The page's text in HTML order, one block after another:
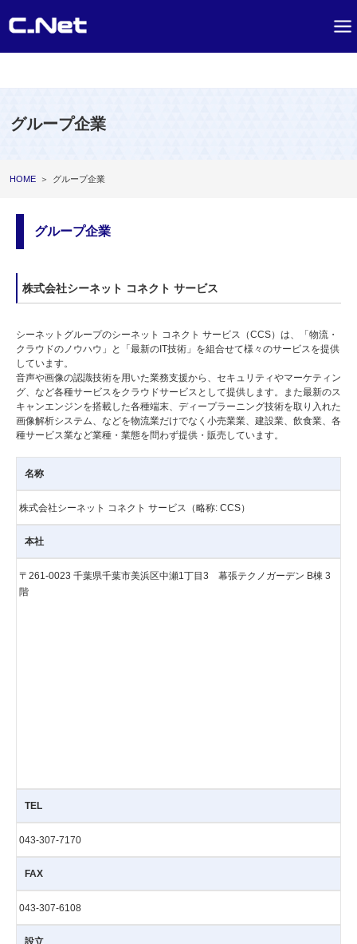
グループ企業
HOME ＞ グループ企業
グループ企業
株式会社シーネット コネクト サービス
シーネットグループのシーネット コネクト サービス（CCS）は、「物流・
クラウドのノウハウ」と「最新のIT技術」を組合せて様々のサービスを提供
しています。
音声や画像の認識技術を用いた業務支援から、セキュリティやマーケティン
グ、など各種サービスをクラウドサービスとして提供します。また最新のス
キャンエンジンを搭載した各種端末、ディープラーニング技術を取り入れた
画像解析システム、などを物流業だけでなく小売業業、建設業、飲食業、各
種サービス業など業種・業態を問わず提供・販売しています。
名称
株式会社シーネット コネクト サービス（略称: CCS）
本社
〒261-0023 千葉県千葉市美浜区中瀬1丁目3 幕張テクノガーデン B棟 3
階
TEL
043-307-7170
FAX
043-307-6108
設立